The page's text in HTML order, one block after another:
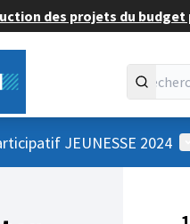
des projets du budget
JEUNESSE 2024